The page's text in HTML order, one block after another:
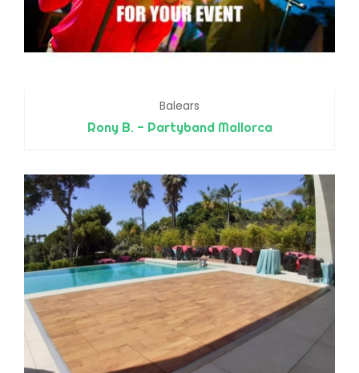
Balears
Rony B. - Partyband Mallorca